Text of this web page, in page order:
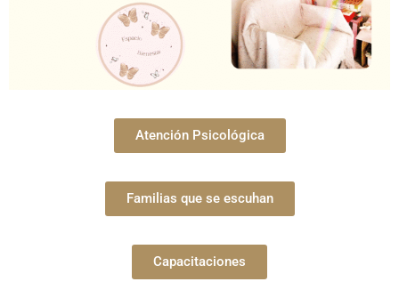
Atención Psicológica
Familias que se escuhan
Capacitaciones